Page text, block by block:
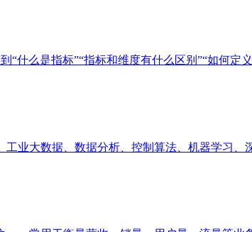
什么是指标”“指标和维度有什么区别”“如何定
业大数据、数据分析、控制算法、机器学习、